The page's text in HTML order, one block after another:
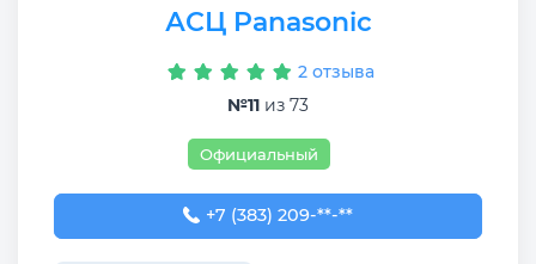
АСЦ Panasonic
2 отзыва
№11 из 73
Официальный
+7 (383) 209-01-81
+7 (383) 209-**-**